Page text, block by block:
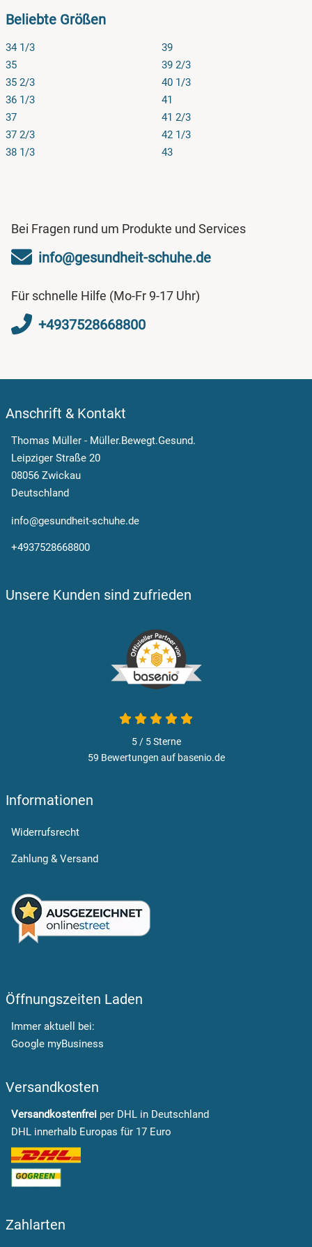
Beliebte Größen
34 1/3
35
35 2/3
36 1/3
37
37 2/3
38 1/3
39
39 2/3
40 1/3
41
41 2/3
42 1/3
43
Bei Fragen rund um Produkte und Services
info@gesundheit-schuhe.de
Für schnelle Hilfe (Mo-Fr 9-17 Uhr)
+4937528668800
Anschrift & Kontakt
Thomas Müller - Müller.Bewegt.Gesund.
Leipziger Straße 20
08056 Zwickau
Deutschland
info@gesundheit-schuhe.de
+4937528668800
Unsere Kunden sind zufrieden
5 von 5
5 / 5Sterne
59 Bewertungen auf basenio.de
Informationen
Widerrufsrecht
Zahlung & Versand
Öffnungszeiten Laden
Immer aktuell bei:
Google myBusiness
Versandkosten
Versandkostenfrei per DHL in Deutschland
DHL innerhalb Europas für 17 Euro
Zahlarten